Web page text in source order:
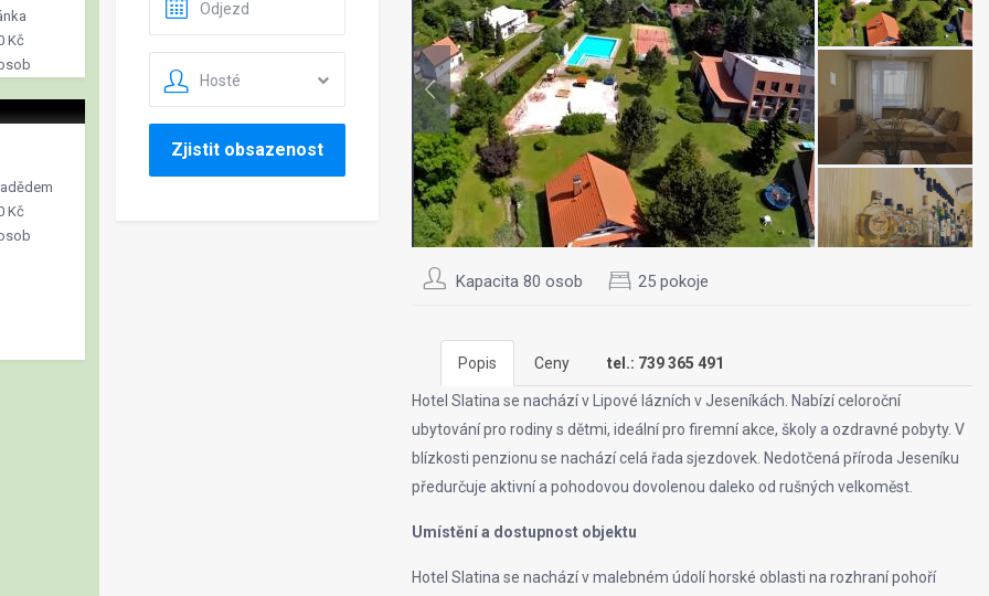
Kapacita 80 osob 25 pokoje
Popis Ceny tel.: 739 365 491
Hotel Slatina se nachází v Lipové lázních v Jeseníkách. Nabízí celoroční
ubytování pro rodiny s dětmi, ideální pro firemní akce, školy a ozdravné pobyty. V
blízkosti penzionu se nachází celá řada sjezdovek. Nedotčená příroda Jeseníku
předurčuje aktivní a pohodovou dovolenou daleko od rušných velkoměst.
Umístění a dostupnost objektu
Hotel Slatina se nachází v malebném údolí horské oblasti na rozhraní pohoří
Hosté
Zjistit obsazenost
Kč
Kč